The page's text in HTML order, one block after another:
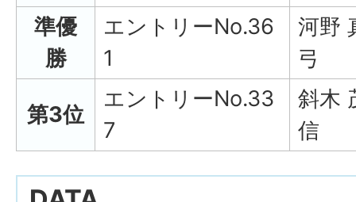
準優
勝
エントリーNo.36
1
河野
弓
第3位
エントリーNo.33
7
斜木
信